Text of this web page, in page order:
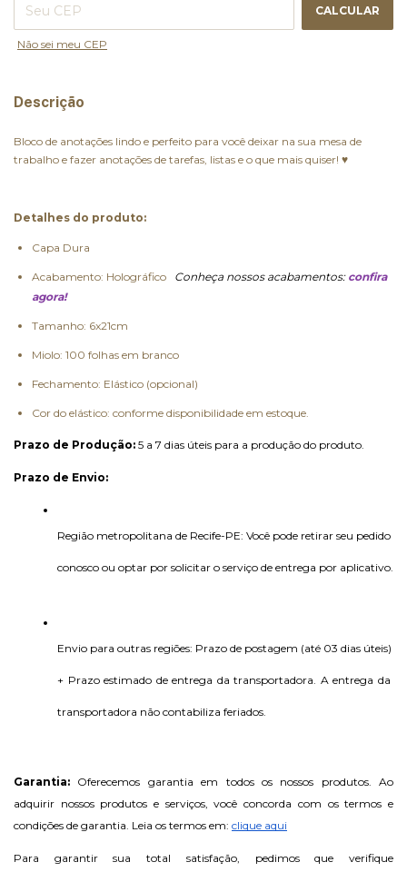
CALCULAR
Não sei meu CEP
Descrição
Bloco de anotações lindo e perfeito para você deixar na sua mesa de
trabalho e fazer anotações de tarefas, listas e o que mais quiser! ♥
Detalhes do produto:
Capa Dura
Acabamento: Holográfico Conheça nossos acabamentos: confira
agora!
Tamanho: 6x21cm
Miolo: 100 folhas em branco
Fechamento: Elástico (opcional)
Cor do elástico: conforme disponibilidade em estoque.
Prazo de Produção: 5 a 7 dias úteis para a produção do produto.
Prazo de Envio:
Região metropolitana de Recife-PE: Você pode retirar seu pedido
conosco ou optar por solicitar o serviço de entrega por aplicativo.
Envio para outras regiões: Prazo de postagem (até 03 dias úteis)
+ Prazo estimado de entrega da transportadora. A entrega da
transportadora não contabiliza feriados.
Garantia: Oferecemos garantia em todos os nossos produtos. Ao
adquirir nossos produtos e serviços, você concorda com os termos e
condições de garantia. Leia os termos em: clique aqui
Para garantir sua total satisfação, pedimos que verifique